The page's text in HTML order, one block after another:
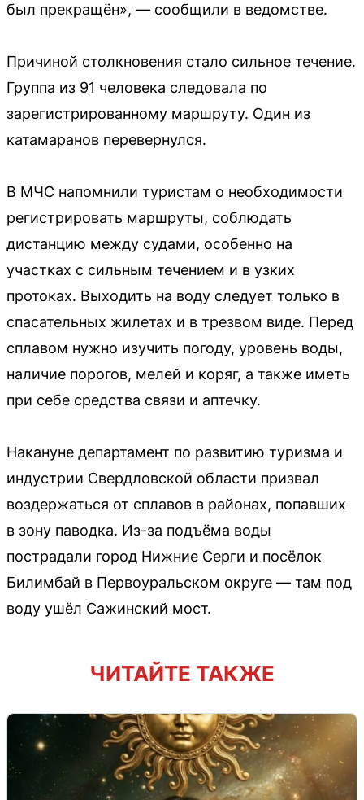
был прекращён», — сообщили в ведомстве.
Причиной столкновения стало сильное течение.
Группа из 91 человека следовала по
зарегистрированному маршруту. Один из
катамаранов перевернулся.
В МЧС напомнили туристам о необходимости
регистрировать маршруты, соблюдать
дистанцию между судами, особенно на
участках с сильным течением и в узких
протоках. Выходить на воду следует только в
спасательных жилетах и в трезвом виде. Перед
сплавом нужно изучить погоду, уровень воды,
наличие порогов, мелей и коряг, а также иметь
при себе средства связи и аптечку.
Накануне департамент по развитию туризма и
индустрии Свердловской области призвал
воздержаться от сплавов в районах, попавших
в зону паводка. Из-за подъёма воды
пострадали город Нижние Серги и посёлок
Билимбай в Первоуральском округе — там под
воду ушёл Сажинский мост.
ЧИТАЙТЕ ТАКЖЕ